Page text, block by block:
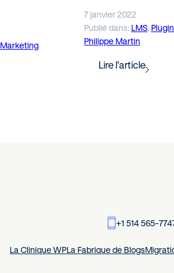
Marketing
7 janvier 2022
Publié dans: LMS, Plugin
Philippe Martin
Lire l’article
+1 514 565-
La Clinique WPLa Fabrique de Blogs